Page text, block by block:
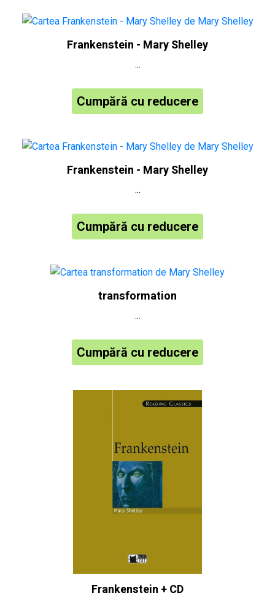
Frankenstein - Mary Shelley
...
Cumpără cu reducere
Frankenstein - Mary Shelley
...
Cumpără cu reducere
transformation
...
Cumpără cu reducere
Frankenstein + CD